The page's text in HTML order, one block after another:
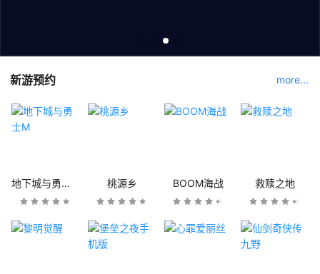
新游预约 more...
地下城与勇士M 桃源乡 BOOM海战 救赎之地